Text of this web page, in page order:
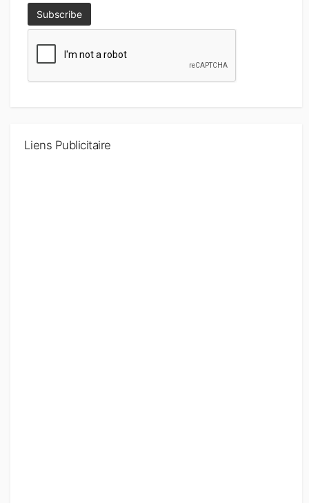
Liens Publicitaire